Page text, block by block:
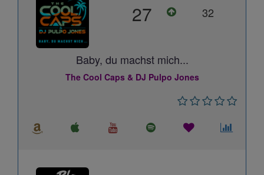
27 32
Baby, du machst mich...
The Cool Caps & DJ Pulpo Jones